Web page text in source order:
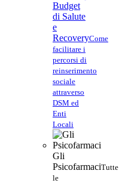
Budget
di Salute
e
RecoveryCome
facilitare i
percorsi di
reinserimento
sociale
attraverso
DSM ed
Enti
Locali
Gli
PsicofarmaciTutte
le